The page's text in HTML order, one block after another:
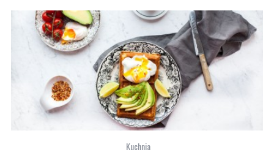
Kuchnia